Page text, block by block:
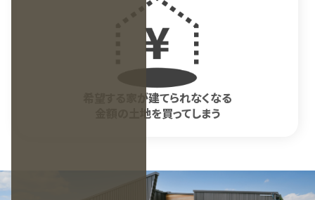
希望する家が建てられなくなる
金額の土地を買ってしまう